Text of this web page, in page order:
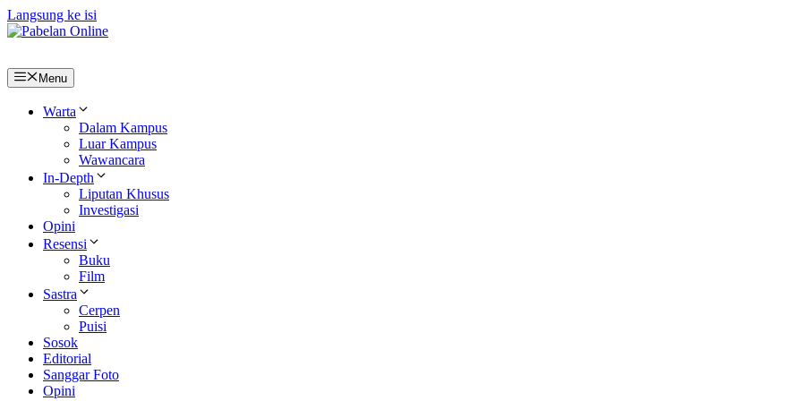
Langsung ke isi
Menu
Warta
Dalam Kampus
Luar Kampus
Wawancara
In-Depth
Liputan Khusus
Investigasi
Opini
Resensi
Buku
Film
Sastra
Cerpen
Puisi
Sosok
Editorial
Sanggar Foto
Opini